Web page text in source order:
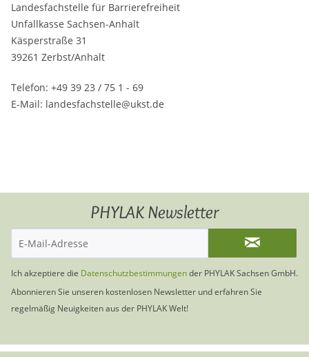
Landesfachstelle für Barrierefreiheit
Unfallkasse Sachsen-Anhalt
Käsperstraße 31
39261 Zerbst/Anhalt
Telefon: +49 39 23 / 75 1 - 69
E-Mail: landesfachstelle@ukst.de
PHYLAK Newsletter
Ich akzeptiere die Datenschutzbestimmungender PHYLAK Sachsen GmbH.
Abonnieren Sie unseren kostenlosen Newsletter und erfahren Sie
regelmäßig Neuigkeiten aus der PHYLAK Welt!